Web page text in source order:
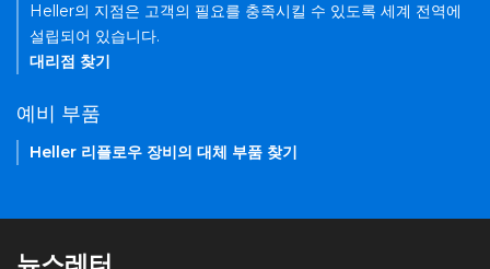
Heller의 지점은 고객의 필요를 충족시킬 수 있도록 세계 전역에
설립되어 있습니다.
대리점 찾기
예비 부품
Heller 리플로우 장비의 대체 부품 찾기